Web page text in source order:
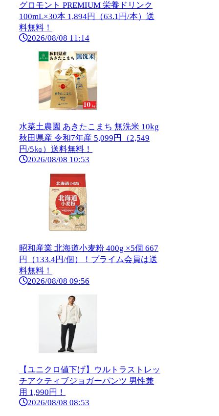
グロモント PREMIUM 栄養ドリンク
100mL×30本 1,894円（63.1円/本）送
料無料！
2026/08/08 11:14
水菜土農園 あきたこまち 無洗米 10kg
秋田県産 令和7年産 5,099円（2,549
円/5㎏）送料無料！
2026/08/08 10:53
昭和産業 北海道小麦粉 400g ×5個 667
円（133.4円/個）！プライム会員は送
料無料！
2026/08/08 09:56
【ユニクロ値下げ】ウルトラストレッ
チアクティブジョガーパンツ 男性兼
用 1,990円！
2026/08/08 08:53